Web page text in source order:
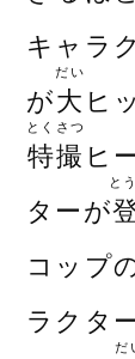
キャラ
が大
だい
ヒ
特撮
とくさつ
ヒ
ターが
と
コップ
ラクタ
だ